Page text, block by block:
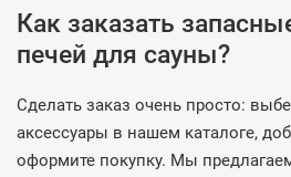
Как заказать
печей для сауны?
Сделать заказ очень просто:
аксессуары в нашем каталоге,
оформите покупку. Мы